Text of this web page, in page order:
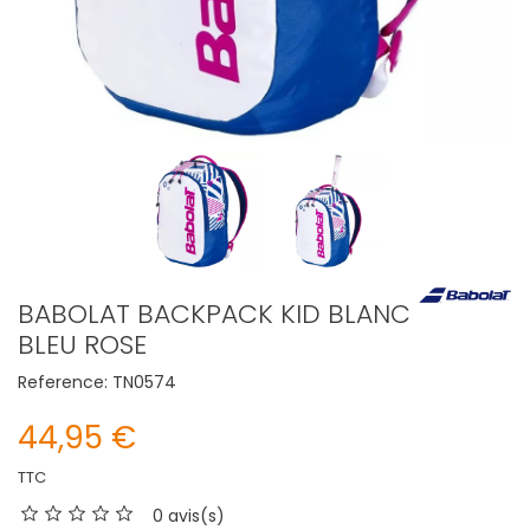
BABOLAT BACKPACK KID BLANC
BLEU ROSE
Reference: TN0574
44,95 €
TTC
0 avis(s)